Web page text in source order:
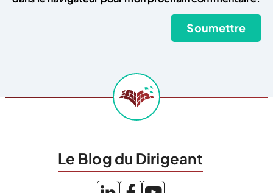
Le Blog du Dirigeant